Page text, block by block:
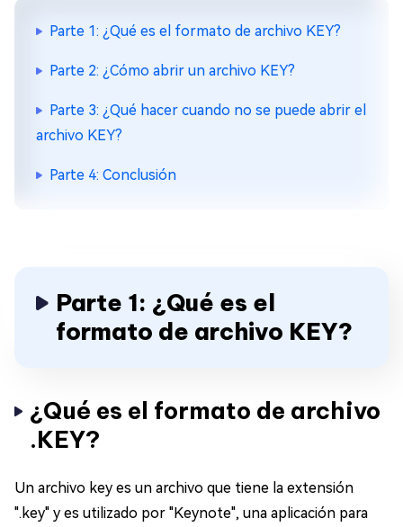
Parte 1: ¿Qué es el formato de archivo KEY?
Parte 2: ¿Cómo abrir un archivo KEY?
Parte 3: ¿Qué hacer cuando no se puede abrir el
archivo KEY?
Parte 4: Conclusión
Parte 1: ¿Qué es el
formato de archivo KEY?
¿Qué es el formato de archivo
.KEY?
Un archivo key es un archivo que tiene la extensión
".key" y es utilizado por "Keynote", una aplicación para